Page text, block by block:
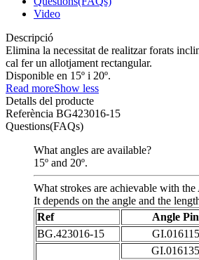
Video
Descripció
Elimina la necessitat de realitzar forats
cal fer un allotjament rectangular.
Disponible en 15º i 20º.
Read moreShow less
Detalls del producte
Referència BG423016-15
Questions(FAQs)
What angles are available?
15º and 20º.
What strokes are achievable with
It depends on the angle and the
Ref
Angle Pin
BG.423016-15
GI.016115
GI.016135